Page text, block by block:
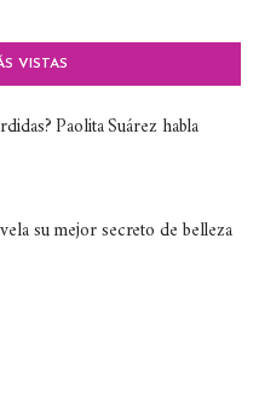
VISTAS
Paolita Suárez habla
su mejor secreto de belleza